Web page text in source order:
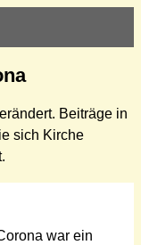
Beiträge in
sich Kirche
war ein